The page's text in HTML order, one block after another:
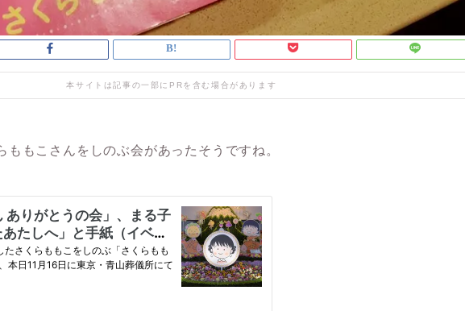
本サイトは記事の一部にPRを含む場合があります
ももこさんをしのぶ会があったそうですね。